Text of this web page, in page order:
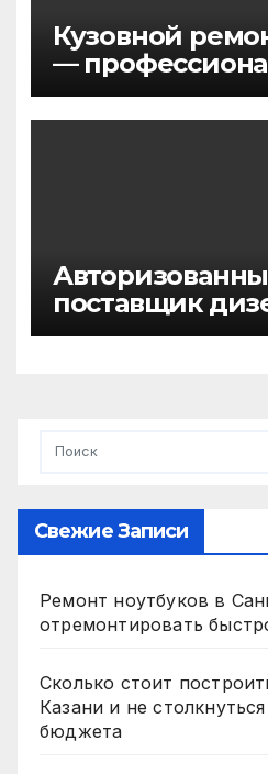
Кузовной
—
автомобилей
поставщик
топлива в
Свежие Записи
Ремонт ноутбуков в
отремонтировать
Сколько стоит
Казани и не
бюджета